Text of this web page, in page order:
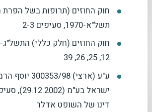
חוק החוזים (תרופות בשל הפרת
תשל"א-1970, סעיפים 2-3
12, 25, 26, 39
ע"ע (ארצי)
דינו של השופט אדלר